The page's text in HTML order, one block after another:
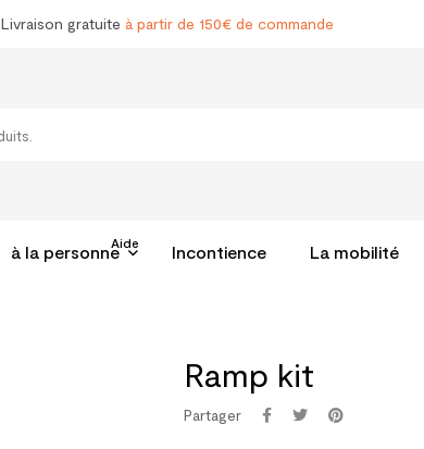
Livraison gratuite à partir de 150€ de commande
à la personneAide Incontience La mobilité
Ramp kit
Partager